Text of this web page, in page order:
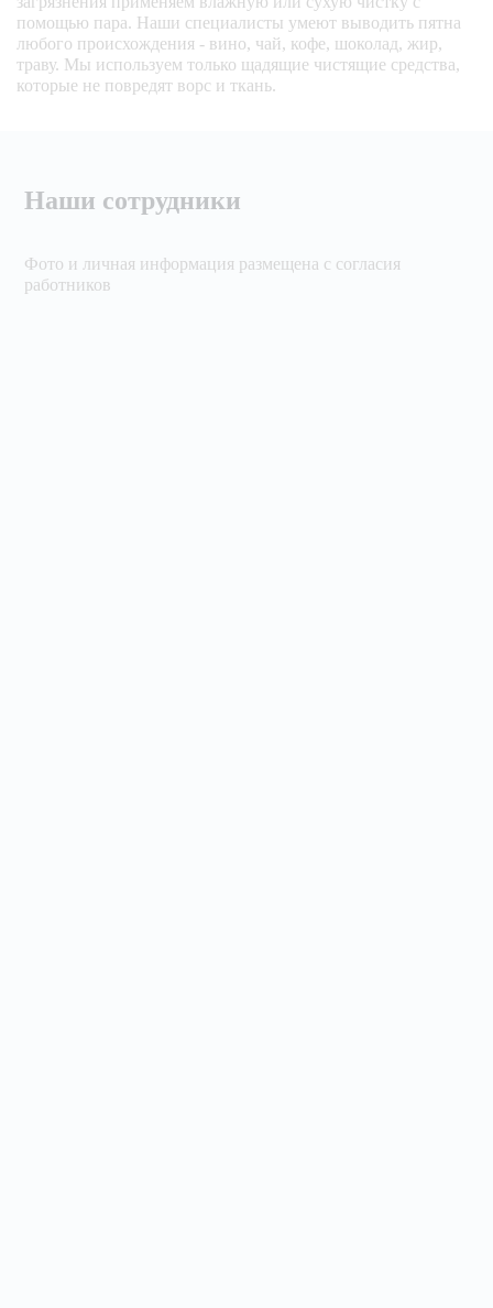
помощью пара. Наши специалисты умеют выводить пятна
любого происхождения - вино, чай, кофе, шоколад, жир,
траву. Мы используем только щадящие чистящие средства,
которые не повредят ворс и ткань.
Наши сотрудники
Фото и личная информация размещена с согласия
работников